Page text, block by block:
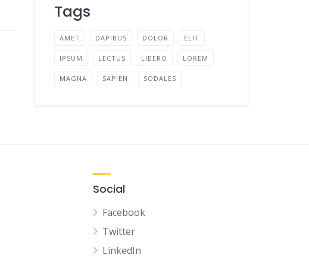
Tags
AMET DAPIBUS DOLOR ELIT
IPSUM LECTUS LIBERO LOREM
MAGNA SAPIEN SODALES
Social
Facebook
Twitter
LinkedIn